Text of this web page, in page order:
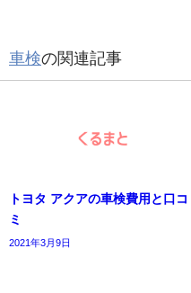
車検の関連記事
トヨタ アクアの車検費用と口コ
ミ
2021年3月9日